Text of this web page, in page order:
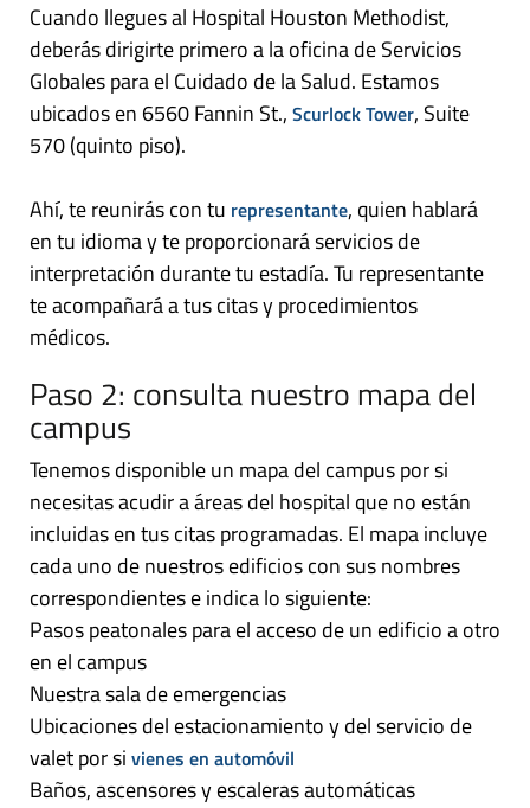
Cuando llegues al Hospital Houston Methodist,
deberás dirigirte primero a la oficina de Servicios
Globales para el Cuidado de la Salud. Estamos
ubicados en 6560 Fannin St., Scurlock Tower, Suite
570 (quinto piso).
Ahí, te reunirás con tu representante, quien hablará
en tu idioma y te proporcionará servicios de
interpretación durante tu estadía. Tu representante
te acompañará a tus citas y procedimientos
médicos.
Paso 2: consulta nuestro mapa del
campus
Tenemos disponible un mapa del campus por si
necesitas acudir a áreas del hospital que no están
incluidas en tus citas programadas. El mapa incluye
cada uno de nuestros edificios con sus nombres
correspondientes e indica lo siguiente:
Pasos peatonales para el acceso de un edificio a otro
en el campus
Nuestra sala de emergencias
Ubicaciones del estacionamiento y del servicio de
valet por si vienes en automóvil
Baños, ascensores y escaleras automáticas